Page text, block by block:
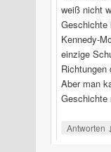
weiß nicht
Geschichte
Kennedy-
einzige
Richtungen
Aber man
Geschichte
Antworten ↓